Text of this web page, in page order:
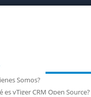
Somos?
es vTiger CRM Open Source?